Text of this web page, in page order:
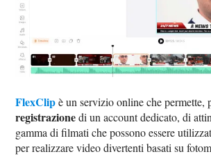
FlexClipè un servizio online che permette,
registrazionedi un account dedicato, di
gamma di filmati che possono essere
per realizzare video divertenti basati su